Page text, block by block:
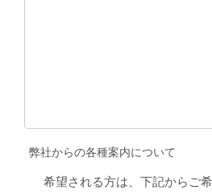
弊社からの各種案内について
希望される方は、下記からご